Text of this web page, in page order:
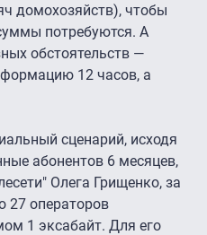
домохозяйств), чтобы
потребуются. А
обстоятельств —
12 часов, а
сценарий, исходя
абонентов 6 месяцев,
Олега Грищенко, за
27 операторов
1 эксабайт. Для его